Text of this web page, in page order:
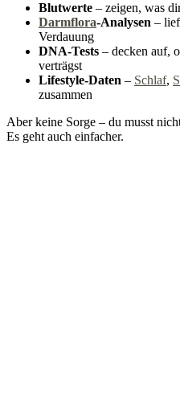
Blutwerte – zeigen, was
Darmflora-Analysen –
Verdauung
DNA-Tests – decken auf,
verträgst
Lifestyle-Daten – Schlaf,
zusammen
Aber keine Sorge – du musst
Es geht auch einfacher.